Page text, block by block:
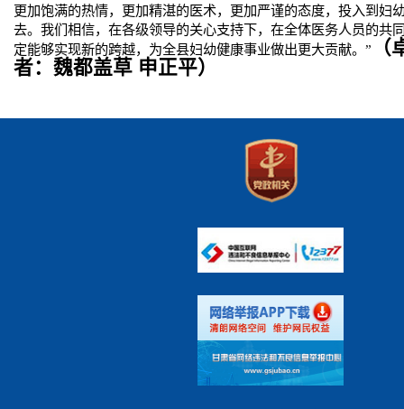
更加饱满的热情，更加精湛的医术，更加严谨的态度，投入到妇
去。我们相信，在各级领导的关心支持下，在全体医务人员的共
定能够实现新的跨越，为全县妇幼健康事业做出更大贡献。”
者：魏都盖草 申正平）